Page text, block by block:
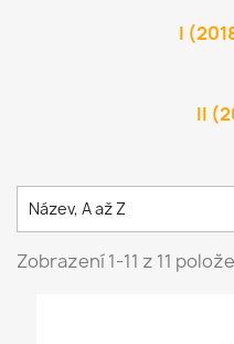
I
II
Název, A až Z
Zobrazení 1-11 z 11